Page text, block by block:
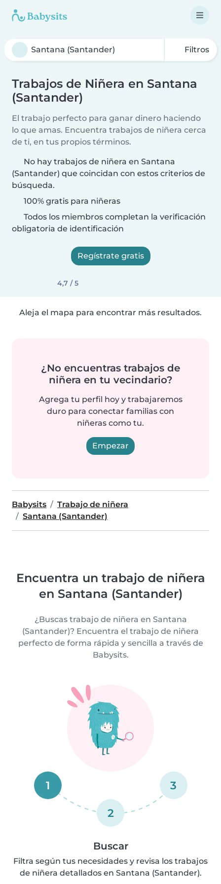
Filtros
Trabajos de Niñera en Santana
(Santander)
El trabajo perfecto para ganar dinero haciendo
lo que amas. Encuentra trabajos de niñera cerca
de ti, en tus propios términos.
No hay trabajos de niñera en Santana
(Santander) que coincidan con estos criterios de
búsqueda.
100% gratis para niñeras
Todos los miembros completan la verificación
obligatoria de identificación
Regístrate gratis
4,7 / 5
Aleja el mapa para encontrar más resultados.
¿No encuentras trabajos de
niñera en tu vecindario?
Agrega tu perfil hoy y trabajaremos
duro para conectar familias con
niñeras como tu.
Empezar
Babysits
Trabajo de niñera
Santana (Santander)
Encuentra un trabajo de niñera
en Santana (Santander)
¿Buscas trabajo de niñera en Santana
(Santander)? Encuentra el trabajo de niñera
perfecto de forma rápida y sencilla a través de
Babysits.
1
2
3
Buscar
Filtra según tus necesidades y revisa los trabajos
de niñera detallados en Santana (Santander).